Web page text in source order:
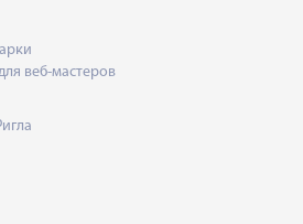
веб-мастеров